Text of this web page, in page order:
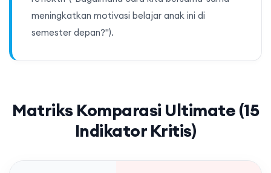
meningkatkan motivasi belajar anak ini di
semester depan?").
Matriks Komparasi Ultimate (15
Indikator Kritis)